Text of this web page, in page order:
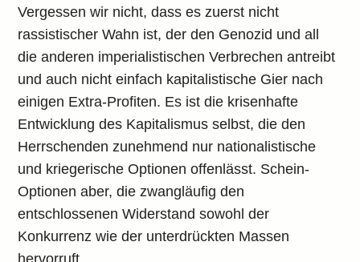
Vergessen wir nicht, dass es zuerst nicht
rassistischer Wahn ist, der den Genozid und all
die anderen imperialistischen Verbrechen antreibt
und auch nicht einfach kapitalistische Gier nach
einigen Extra-Profiten. Es ist die krisenhafte
Entwicklung des Kapitalismus selbst, die den
Herrschenden zunehmend nur nationalistische
und kriegerische Optionen offenlässt. Schein-
Optionen aber, die zwangläufig den
entschlossenen Widerstand sowohl der
Konkurrenz wie der unterdrückten Massen
hervorruft.